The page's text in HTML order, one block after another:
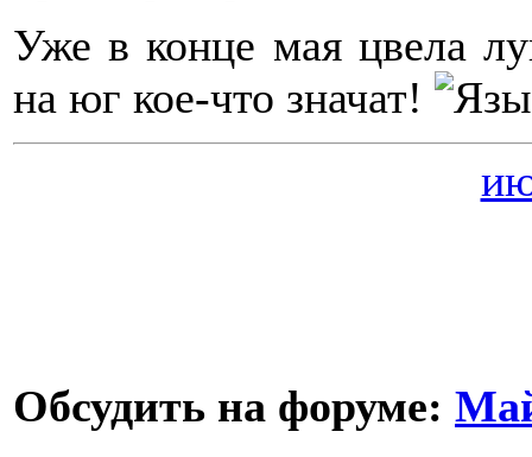
Уже в конце мая цвела
на юг кое-что значат!
Обсудить на форуме: